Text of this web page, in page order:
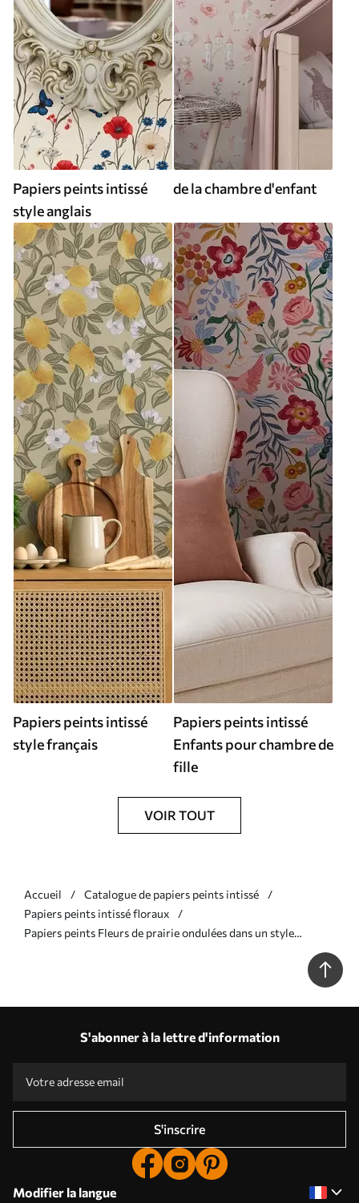
Papiers peints intissé
style anglais
de la chambre d'enfant
Papiers peints intissé
style français
Papiers peints intissé
Enfants pour chambre de
fille
VOIR TOUT
Accueil
Catalogue de papiers peints intissé
Papiers peints intissé floraux
Papiers peints Fleurs de prairie ondulées dans un style
S'abonner à la lettre d'information
S'inscrire
Modifier la langue